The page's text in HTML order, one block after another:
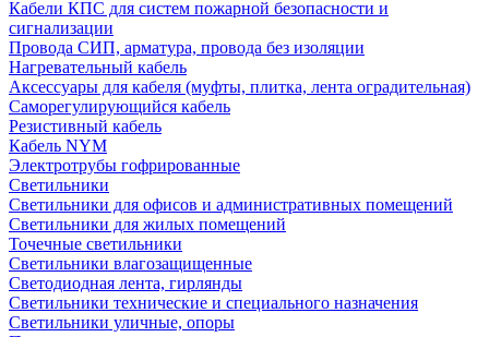
Кабели КПС для систем пожарной безопасности и
сигнализации
Провода СИП, арматура, провода без изоляции
Нагревательный кабель
Аксессуары для кабеля (муфты, плитка, лента оградительная)
Саморегулирующийся кабель
Резистивный кабель
Кабель NYM
Электротрубы гофрированные
Светильники
Светильники для офисов и административных помещений
Светильники для жилых помещений
Точечные светильники
Светильники влагозащищенные
Светодиодная лента, гирлянды
Светильники технические и специального назначения
Светильники уличные, опоры